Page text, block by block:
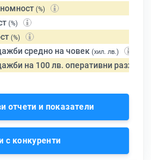
(%)
(%)
(%)
средно на човек (хил. лв.)
на 100 лв. оперативни разходи
отчети и показатели
с конкуренти